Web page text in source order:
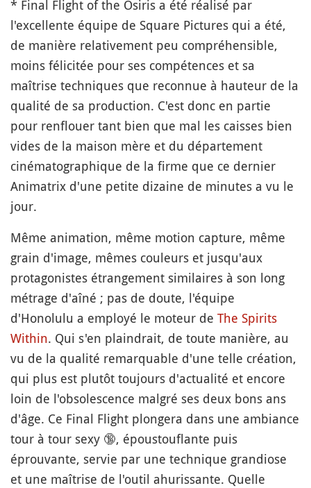
* Final Flight of the Osiris a été réalisé par
l'excellente équipe de Square Pictures qui a été,
de manière relativement peu compréhensible,
moins félicitée pour ses compétences et sa
maîtrise techniques que reconnue à hauteur de la
qualité de sa production. C'est donc en partie
pour renflouer tant bien que mal les caisses bien
vides de la maison mère et du département
cinématographique de la firme que ce dernier
Animatrix d'une petite dizaine de minutes a vu le
jour.
Même animation, même motion capture, même
grain d'image, mêmes couleurs et jusqu'aux
protagonistes étrangement similaires à son long
métrage d'aîné ; pas de doute, l'équipe
d'Honolulu a employé le moteur de The Spirits
Within. Qui s'en plaindrait, de toute manière, au
vu de la qualité remarquable d'une telle création,
qui plus est plutôt toujours d'actualité et encore
loin de l'obsolescence malgré ses deux bons ans
d'âge. Ce Final Flight plongera dans une ambiance
tour à tour sexy 🔞, époustouflante puis
éprouvante, servie par une technique grandiose
et une maîtrise de l'outil ahurissante. Quelle